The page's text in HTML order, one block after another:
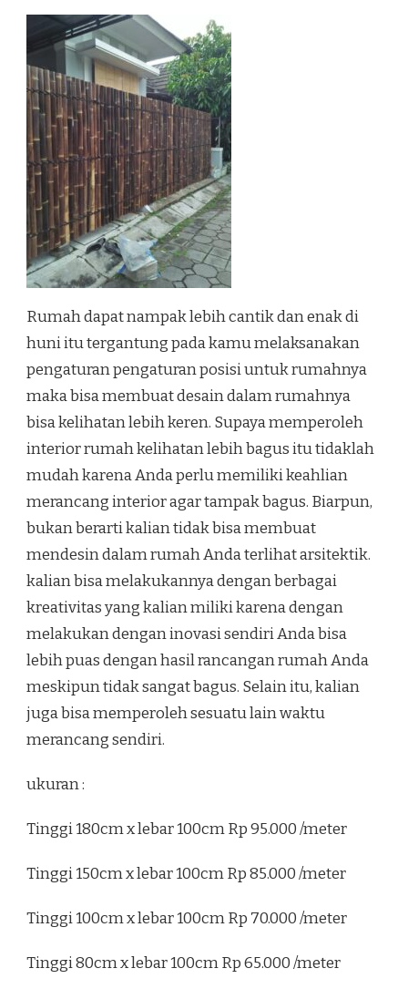
Rumah dapat nampak lebih cantik dan enak di
huni itu tergantung pada kamu melaksanakan
pengaturan pengaturan posisi untuk rumahnya
maka bisa membuat desain dalam rumahnya
bisa kelihatan lebih keren. Supaya memperoleh
interior rumah kelihatan lebih bagus itu tidaklah
mudah karena Anda perlu memiliki keahlian
merancang interior agar tampak bagus. Biarpun,
bukan berarti kalian tidak bisa membuat
mendesin dalam rumah Anda terlihat arsitektik.
kalian bisa melakukannya dengan berbagai
kreativitas yang kalian miliki karena dengan
melakukan dengan inovasi sendiri Anda bisa
lebih puas dengan hasil rancangan rumah Anda
meskipun tidak sangat bagus. Selain itu, kalian
juga bisa memperoleh sesuatu lain waktu
merancang sendiri.
ukuran :
Tinggi 180cm x lebar 100cm Rp 95.000 /meter
Tinggi 150cm x lebar 100cm Rp 85.000 /meter
Tinggi 100cm x lebar 100cm Rp 70.000 /meter
Tinggi 80cm x lebar 100cm Rp 65.000 /meter